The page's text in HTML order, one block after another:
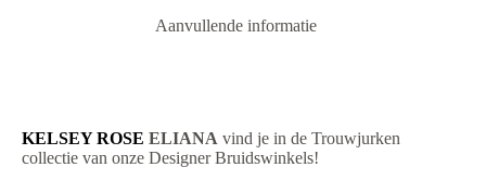
Aanvullende informatie
KELSEY ROSE ELIANA vind je in de Trouwjurken
collectie van onze Designer Bruidswinkels!